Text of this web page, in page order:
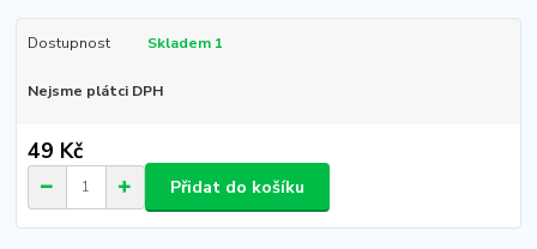
Dostupnost Skladem 1
Nejsme plátci DPH
49 Kč
Přidat do košíku